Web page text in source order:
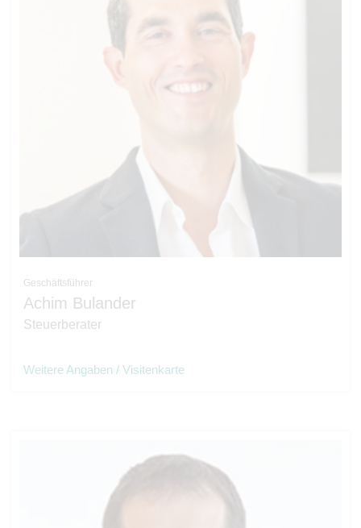
Geschäftsführer
Achim Bulander
Steuerberater
Weitere Angaben / Visitenkarte